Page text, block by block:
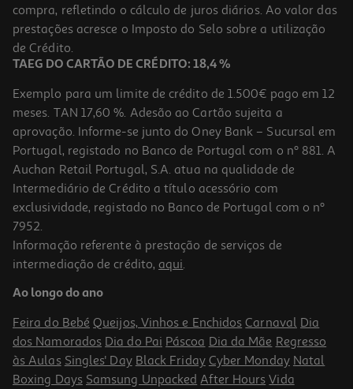
539.99 €/un
539,99 €
4.9
Tv Mini Rgb Evo Ai 4k Lg 65mrgb88b6b (65" 4k 120hz Smart Tv
164cm)
1449.99 €/un
1.449,99 €
compra, refletindo o cálculo de juros diários. Ao valor das
prestações acresce o Imposto do Selo sobre a utilização
de Crédito.
TAEG DO CARTÃO DE CRÉDITO: 18,4 %
Exemplo para um limite de crédito de 1.500€ pago em 12
meses. TAN 17,60 %. Adesão ao Cartão sujeita a
aprovação. Informe-se junto do Oney Bank – Sucursal em
Portugal, registado no Banco de Portugal com o nº 881. A
Auchan Retail Portugal, S.A. atua na qualidade de
Intermediário de Crédito a título acessório com
exclusividade, registado no Banco de Portugal com o nº
7952.
Informação referente à prestação de serviços de
intermediação de crédito, aqui.
Ao longo do ano
Feira do Bebé Queijos, Vinhos e Enchidos Carnaval Dia
dos Namorados Dia do Pai Páscoa Dia da Mãe Regresso
às Aulas Singles' Day Black Friday Cyber Monday Natal
Boxing Days Samsung Unpacked After Hours Vida